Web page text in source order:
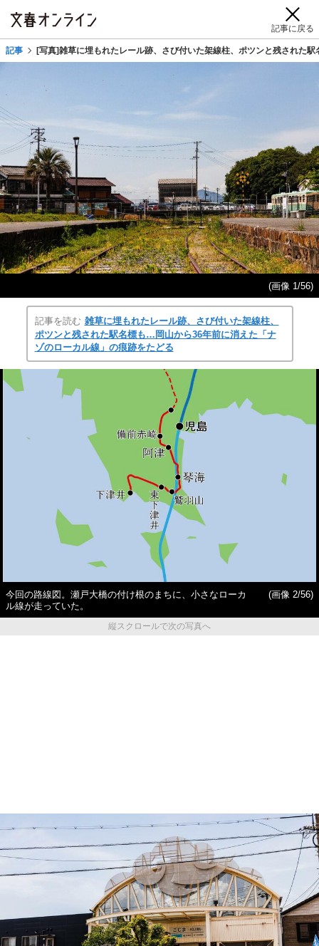
記事に戻る
記事 [写真]雑草に埋もれたレール跡、さび付いた架線柱、ポツンと残された
(画像 1/56)
記事を読む 雑草に埋もれたレール跡、さび付いた架線柱、
ポツンと残された駅名標も…岡山から36年前に消えた「ナ
ゾのローカル線」の痕跡をたどる
今回の路線図。瀬戸大橋の付け根のまちに、小さなローカ
ル線が走っていた。
(画像 2/56)
縦スクロールで次の写真へ